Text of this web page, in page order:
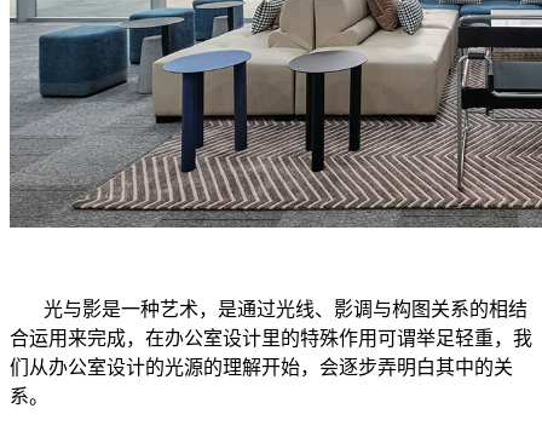
光与影是一种艺术，是通过光线、影调与构图关系的相结
合运用来完成，在办公室设计里的特殊作用可谓举足轻重，我
们从办公室设计的光源的理解开始，会逐步弄明白其中的关
系。